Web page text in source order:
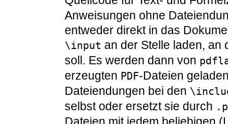
Anweisungen ohne
entweder direkt in das
\input an der Stelle laden, an
soll. Es werden dann von
erzeugten PDF-Dateien
Dateiendungen bei den
selbst oder ersetzt sie durch